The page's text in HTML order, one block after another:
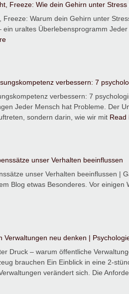
Freeze: Wie dein Gehirn unter Stress
Freeze: Warum dein Gehirn unter
ein uraltes Überlebensprogramm
verbessern: 7
verbessern: 7
Jeder Mensch hat Probleme. Der
sondern darin, wie wir mit Read
unser Verhalten beeinflussen
unser Verhalten beeinflussen |
Blog etwas Besonderes. Vor einigen
Verwaltungen neu denken |
Druck – warum öffentliche
brauchen Ein Einblick in eine 2-
verändert sich. Die